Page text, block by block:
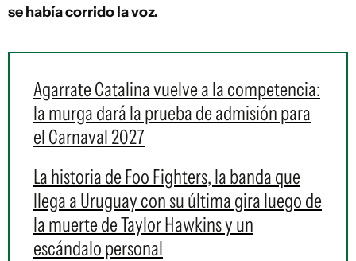
se había corrido la voz.
Agarrate Catalina vuelve a la competencia:
la murga dará la prueba de admisión para
el Carnaval 2027
La historia de Foo Fighters, la banda que
llega a Uruguay con su última gira luego de
la muerte de Taylor Hawkins y un
escándalo personal